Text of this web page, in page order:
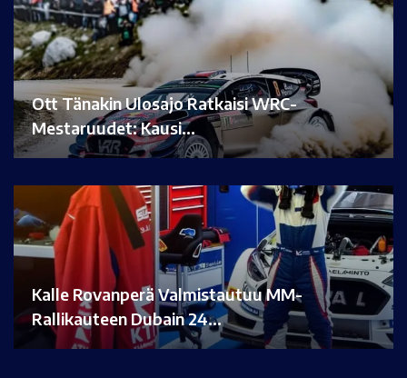
Ott Tänakin Ulosajo Ratkaisi WRC-
Mestaruudet: Kausi…
Kalle Rovanperä Valmistautuu MM-
Rallikauteen Dubain 24…